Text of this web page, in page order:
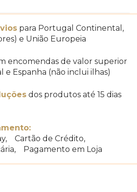
para Portugal Continental,
e União Europeia
encomendas de valor superior
e Espanha (não inclui ilhas)
dos produtos até 15 dias
Cartão de Crédito,
Pagamento em Loja